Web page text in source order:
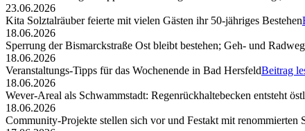
23.06.2026
Kita Solztalräuber feierte mit vielen Gästen ihr 50-jähriges Bestehen
18.06.2026
Sperrung der Bismarckstraße Ost bleibt bestehen; Geh- und
18.06.2026
Veranstaltungs-Tipps für das Wochenende in Bad HersfeldBeitrag
18.06.2026
Wever-Areal als Schwammstadt: Regenrückhaltebecken entsteht
18.06.2026
Community-Projekte stellen sich vor und Festakt mit renommierten